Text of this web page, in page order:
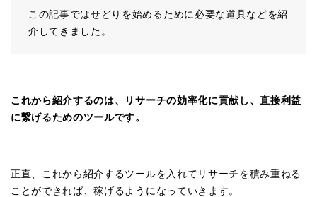
この記事ではせどりを始めるために必要な道具などを紹
介してきました。
これから紹介するのは、リサーチの効率化に貢献し、直接利益
に繋げるためのツールです。
正直、これから紹介するツールを入れてリサーチを積み重ねる
ことができれば、稼げるようになっていきます。